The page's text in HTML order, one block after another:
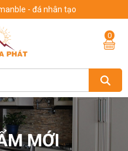
- đá nhân tạo
0
MỚI